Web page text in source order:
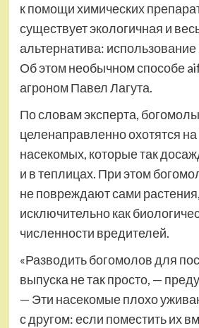
к помощи химических
существует экологичная и
альтернатива:
Об этом необычном способе
агроном Павел Лагута.
По словам эксперта, богомолы
целенаправленно охотятся
насекомых, которые так
и в теплицах. При этом
не повреждают сами
исключительно как
численности вредителей.
«Разводить богомолов для
выпуска не так просто, —
— Эти насекомые плохо
с другом: если поместить их